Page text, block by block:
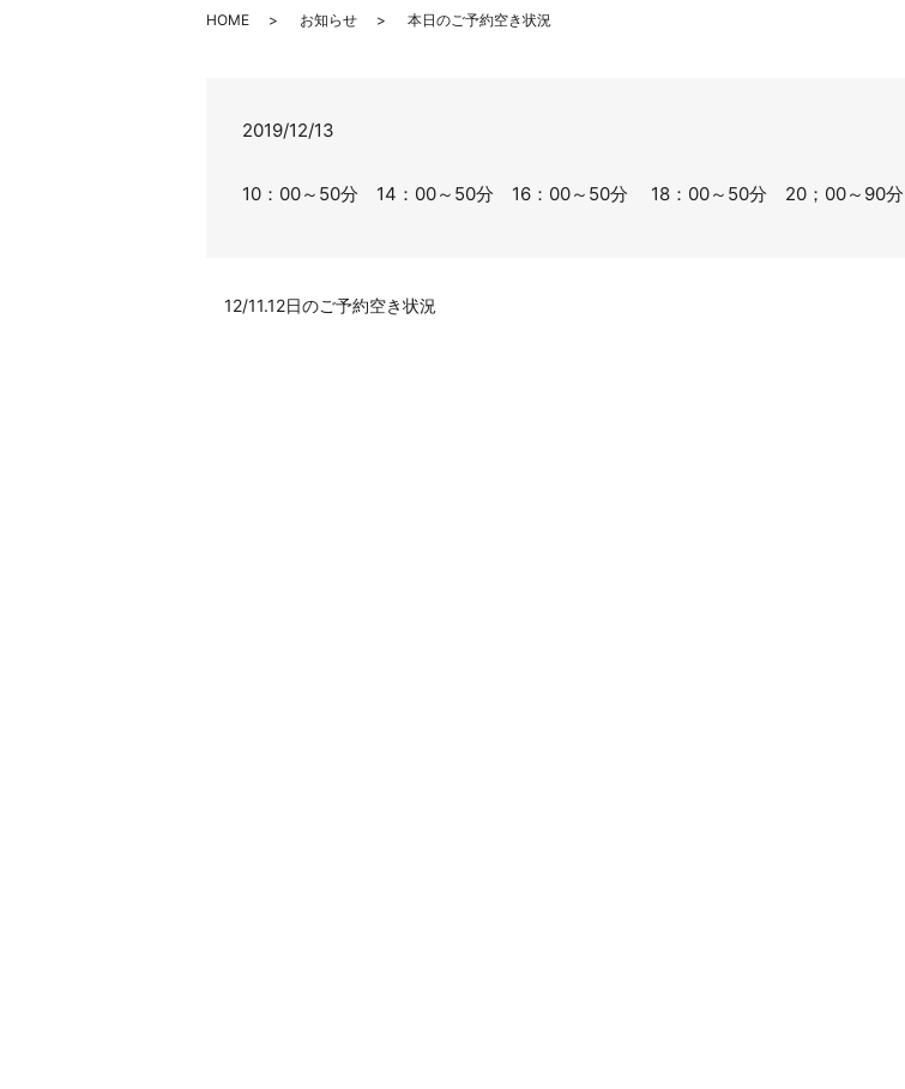
HOME お知らせ 本日のご予約空き状況
2019/12/13
10：00～50分 14：00～50分 16：00～50分 18：00～50分 20；00～90分
12/11.12日のご予約空き状況